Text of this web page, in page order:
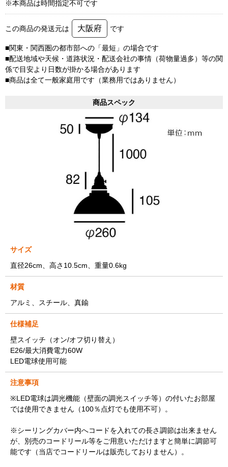
※本商品は時間指定不可です
この商品の発送元は 大阪府 です
■関東・関西圏の都市部への「最短」の場合です
■配送地域や天候・道路状況・配送会社の事情（荷物量過多）等の関
係で目安より日数が掛かる場合があります
■商品は全て一般家庭用です（業務用ではありません）
商品スペック
サイズ
直径26cm、高さ10.5cm、重量0.6kg
材質
アルミ、スチール、真鍮
仕様補足
壁スイッチ（オン/オフ切り替え）
E26/最大消費電力60W
LED電球使用可能
注意事項
※LED電球は調光機能（壁面の調光スイッチ等）の付いたお部屋
では使用できません（100％点灯でも使用不可）。
※シーリングカバー内へコードを入れての長さ調節は出来ません
が、別売のコードリール等をご用意いただけますと簡単に調節可
能です（当店でコードリールは販売しておりません）。